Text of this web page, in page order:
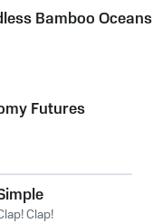
Bamboo Oceans
Futures
Clap!